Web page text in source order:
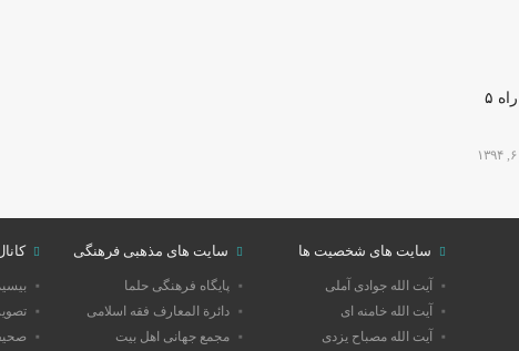
🔴دارابگرد فارس در مسیر یونسکو/تدوین نقشه راه ۵
سایت های شخصیت ها
آیت الله جوادی آملی
آیت الله خامنه ای
آیت الله مصباح یزدی
سایت های مذهبی فرهنگی
پایگاه فرهنگی حلما
دائرة المعارف فقه اسلامی
مجمع جهانی اهل بیت